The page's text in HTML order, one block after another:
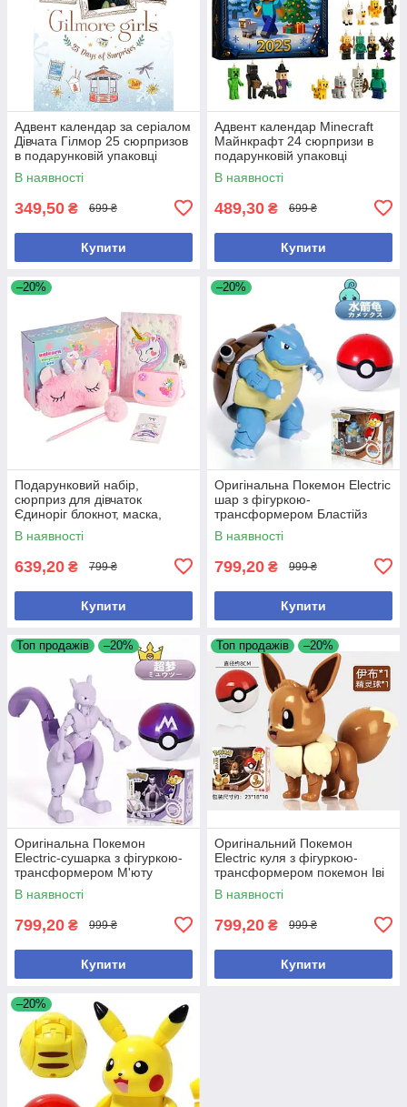
Адвент календар за серіалом
Дівчата Гілмор 25 сюрпризов
в подарунковій упаковці
В наявності
349,50 ₴ 699 ₴
Купити
Адвент календар Minecraft
Майнкрафт 24 сюрпризи в
подарунковій упаковці
В наявності
489,30 ₴ 699 ₴
Купити
–20%
Подарунковий набір,
сюрприз для дівчаток
Єдиноріг блокнот, маска,
ручка, заколки, гаманець
В наявності
639,20 ₴ 799 ₴
Купити
–20%
Оригінальна Покемон Electric
шар з фігуркою-
трансформером Бластійз
В наявності
799,20 ₴ 999 ₴
Купити
Топ продажів –20%
Оригінальна Покемон
Electric-сушарка з фігуркою-
трансформером М'юту
В наявності
799,20 ₴ 999 ₴
Купити
Топ продажів –20%
Оригінальний Покемон
Electric куля з фігуркою-
трансформером покемон Іві
пошкоджена коробка
В наявності
799,20 ₴ 999 ₴
Купити
–20%